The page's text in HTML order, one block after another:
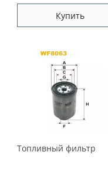
Купить
Топливный фильтр